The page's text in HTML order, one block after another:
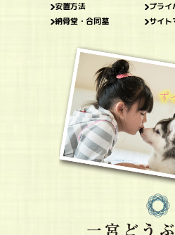
安置方法
納骨堂・合同墓
プライ
サイト